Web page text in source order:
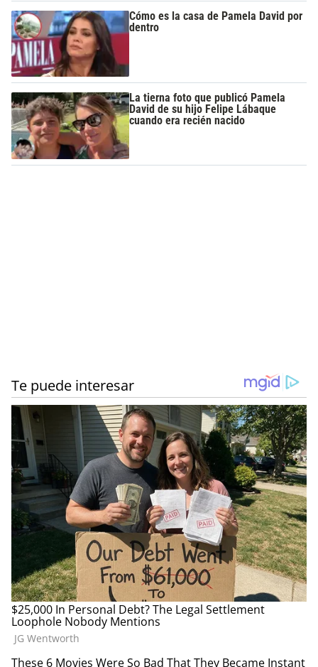
Cómo es la casa de Pamela David por
dentro
La tierna foto que publicó Pamela
David de su hijo Felipe Lábaque
cuando era recién nacido